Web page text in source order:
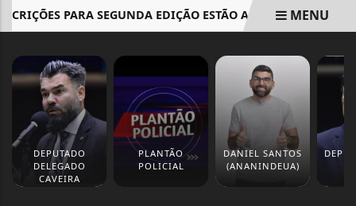
PARA SEGUNDA EDIÇÃO ESTÃO ABERTAS ATÉ DIA 6
MENU
DEPUTADO
DELEGADO
CAVEIRA
PLANTÃO
POLICIAL
DANIEL SANTOS
(ANANINDEUA)